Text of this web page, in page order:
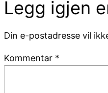
Legg igjen
Din e-postadresse vil
Kommentar *